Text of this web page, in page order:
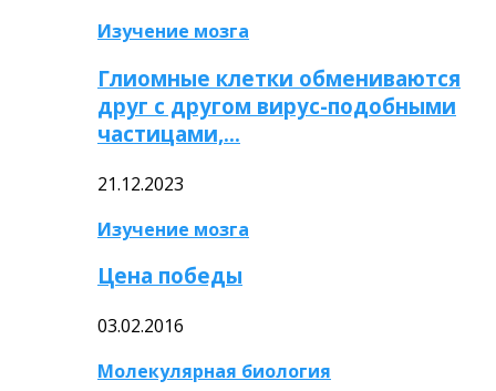
Изучение мозга
Глиомные клетки обмениваются
друг с другом вирус-подобными
частицами,…
21.12.2023
Изучение мозга
Цена победы
03.02.2016
Молекулярная биология